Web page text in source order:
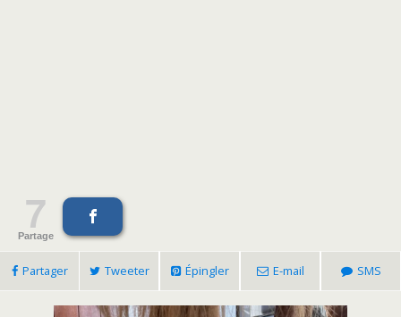
7
Partage
Partager Tweeter Épingler E-mail SMS